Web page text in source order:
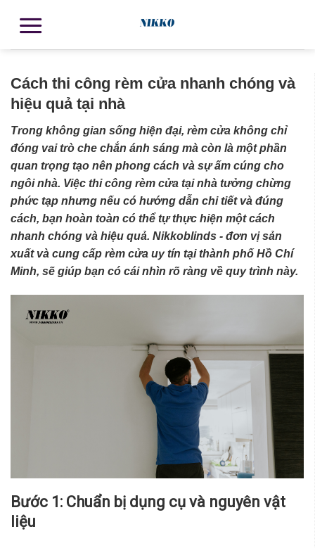
Cách thi công rèm cửa nhanh chóng và
hiệu quả tại nhà
Trong không gian sống hiện đại, rèm cửa không chỉ
đóng vai trò che chắn ánh sáng mà còn là một phần
quan trọng tạo nên phong cách và sự ấm cúng cho
ngôi nhà. Việc thi công rèm cửa tại nhà tưởng chừng
phức tạp nhưng nếu có hướng dẫn chi tiết và đúng
cách, bạn hoàn toàn có thể tự thực hiện một cách
nhanh chóng và hiệu quả. Nikkoblinds - đơn vị sản
xuất và cung cấp rèm cửa uy tín tại thành phố Hồ Chí
Minh, sẽ giúp bạn có cái nhìn rõ ràng về quy trình này.
Bước 1: Chuẩn bị dụng cụ và nguyên vật
liệu